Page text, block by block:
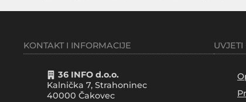
KONTAKT I INFORMACIJE
36 INFO d.o.o.
Kalnička 7, Strahoninec
40000 Čakovec